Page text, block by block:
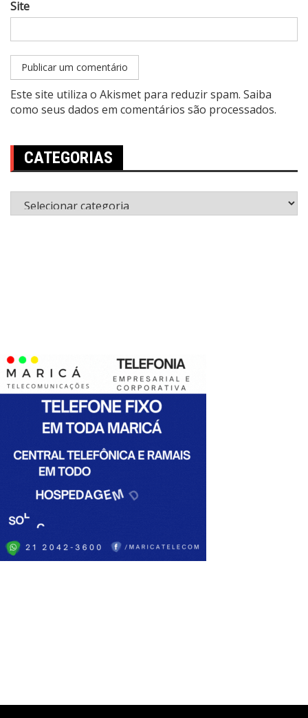
Site
Este site utiliza o Akismet para reduzir spam. Saiba
como seus dados em comentários são processados.
CATEGORIAS
Categorias